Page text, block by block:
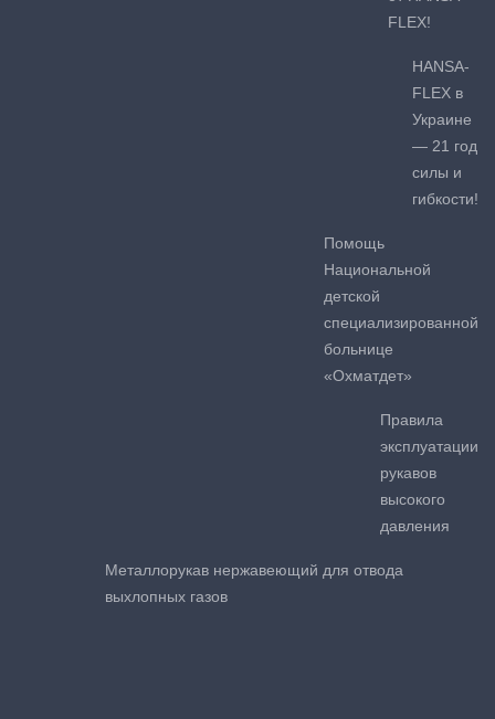
FLEX!
HANSA-
FLEX в
Украине
— 21 год
силы и
гибкости!
Помощь
Национальной
детской
специализированной
больнице
«Охматдет»
Правила
эксплуатации
рукавов
высокого
давления
Металлорукав нержавеющий для отвода
выхлопных газов